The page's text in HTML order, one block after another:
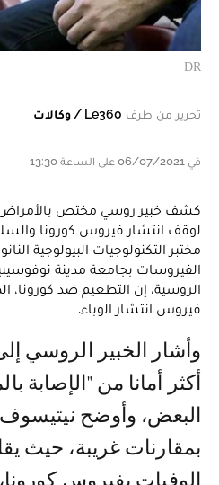
DR
تحرير من طرف Le360 / وكالات
في 06/07/2021 على الساعة 13:30
كشف خبير روسي مختص بالأمراض
لوقف انتشار فيروس كورونا
مختبر التكنولوجيات البيولوجية
الفيروسات بجامعة مدينة
الروسية، إن التطعيم ضد كورونا،
فيروس انتشار الوباء.
وأشار الخبير الروسي إلى أن التطعيم يعتبر
أكثر أمانا من "الإصابة
البعض، وأوضح